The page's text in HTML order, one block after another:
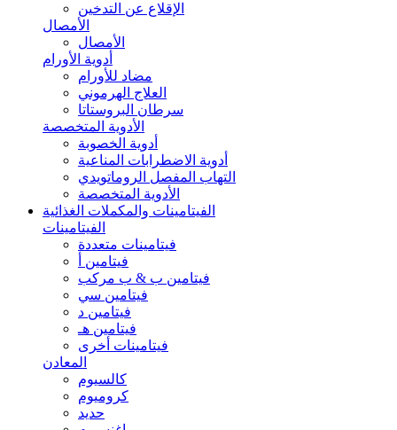
الإقلاع عن التدخين
الأمصال
الأمصال
أدوية الأورام
مضاد للأورام
العلاج الهرموني
سرطان البروستاتا
الأدوية المتخصصة
أدوية الخصوبة
أدوية الاضطرابات المناعية
التهاب المفصل الروماتويدي
الأدوية المتخصصة
الفيتامينات والمكملات الغذائية
الفيتامينات
فيتامينات متعددة
فيتامين أ
فيتامين ب & ب مركب
فيتامين سي
فيتامين د
فيتامين هـ
فيتامينات أخرى
المعادن
كالسيوم
كروميوم
حديد